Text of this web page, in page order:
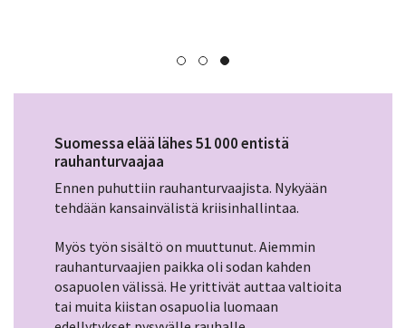
Suomessa elää lähes 51 000 entistä
rauhanturvaajaa
Ennen puhuttiin rauhanturvaajista. Nykyään
tehdään kansainvälistä kriisinhallintaa.
Myös työn sisältö on muuttunut. Aiemmin
rauhanturvaajien paikka oli sodan kahden
osapuolen välissä. He yrittivät auttaa valtioita
tai muita kiistan ­osapuolia luomaan